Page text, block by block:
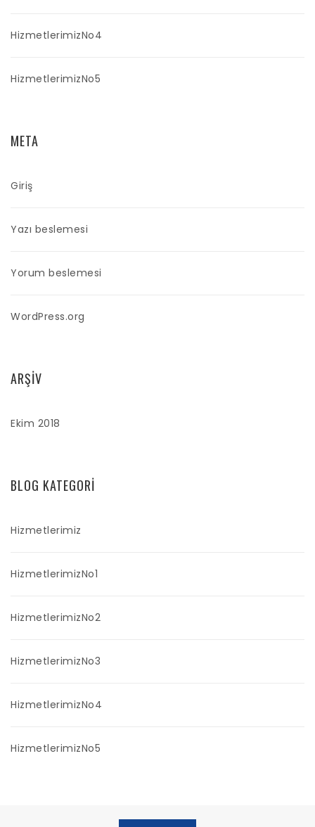
HizmetlerimizNo4
HizmetlerimizNo5
META
Giriş
Yazı beslemesi
Yorum beslemesi
WordPress.org
ARŞIV
Ekim 2018
BLOG KATEGORI
Hizmetlerimiz
HizmetlerimizNo1
HizmetlerimizNo2
HizmetlerimizNo3
HizmetlerimizNo4
HizmetlerimizNo5